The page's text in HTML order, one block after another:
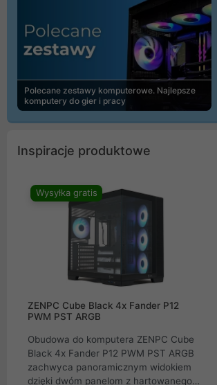
Polecane zestawy komputerowe. Najlepsze
komputery do gier i pracy
Inspiracje produktowe
Wysyłka gratis
ZENPC Cube Black 4x Fander P12
PWM PST ARGB
Obudowa do komputera ZENPC Cube
Black 4x Fander P12 PWM PST ARGB
zachwyca panoramicznym widokiem
dzięki dwóm panelom z hartowanego